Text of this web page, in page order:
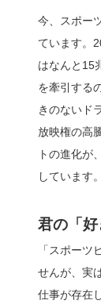
今、スポー
ています。
はなんと15
を牽引する
きのないド
放映権の高
トの進化が
しています。
君の「
「スポーツ
せんが、実
仕事が存在